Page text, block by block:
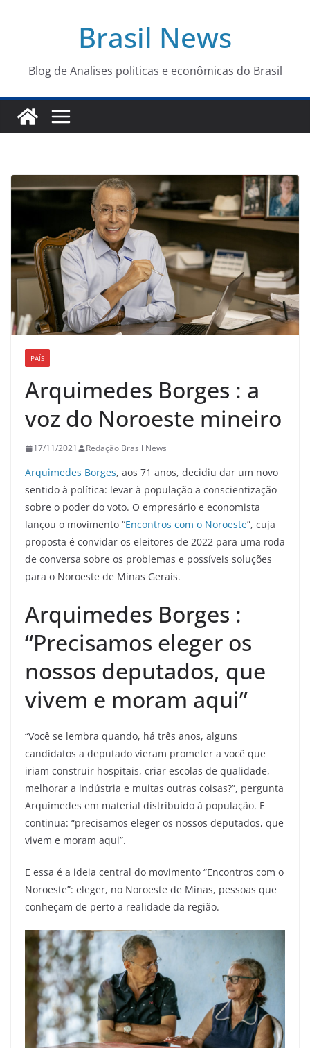
conteúdo
Brasil News
Blog de Analises politicas e econômicas do Brasil
PAÍS
Arquimedes Borges : a
voz do Noroeste mineiro
17/11/2021 Redação Brasil News
Arquimedes Borges, aos 71 anos, decidiu dar um novo
sentido à política: levar à população a conscientização
sobre o poder do voto. O empresário e economista
lançou o movimento “Encontros com o Noroeste”, cuja
proposta é convidar os eleitores de 2022 para uma roda
de conversa sobre os problemas e possíveis soluções
para o Noroeste de Minas Gerais.
Arquimedes Borges :
“Precisamos eleger os
nossos deputados, que
vivem e moram aqui”
“Você se lembra quando, há três anos, alguns
candidatos a deputado vieram prometer a você que
iriam construir hospitais, criar escolas de qualidade,
melhorar a indústria e muitas outras coisas?”, pergunta
Arquimedes em material distribuído à população. E
continua: “precisamos eleger os nossos deputados, que
vivem e moram aqui”.
E essa é a ideia central do movimento “Encontros com o
Noroeste”: eleger, no Noroeste de Minas, pessoas que
conheçam de perto a realidade da região.